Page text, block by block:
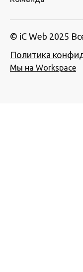
© iC Web 2025
Политика
Мы на Workspace